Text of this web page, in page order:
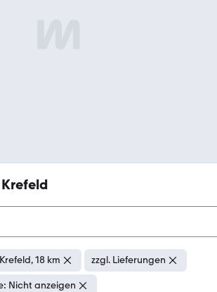
18 km zzgl. Lieferungen
Nicht anzeigen